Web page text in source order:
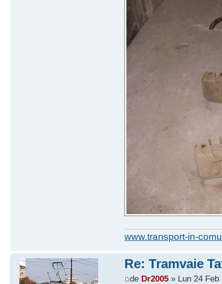
www.transport-in-
Re: Tramvaie
de Dr2005» Lun 24 Feb